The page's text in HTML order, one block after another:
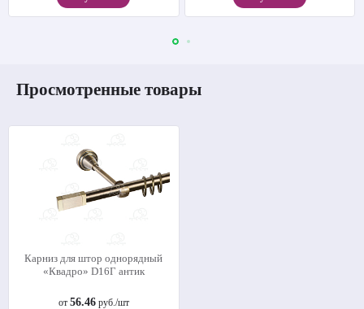
Просмотренные товары
Карниз для штор однорядный
«Квадро» D16Г антик
от 56.46руб./шт